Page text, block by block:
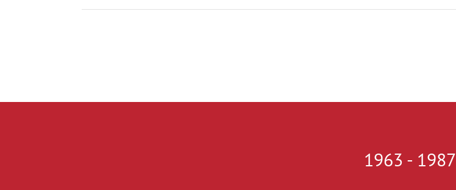
1963 - 1987